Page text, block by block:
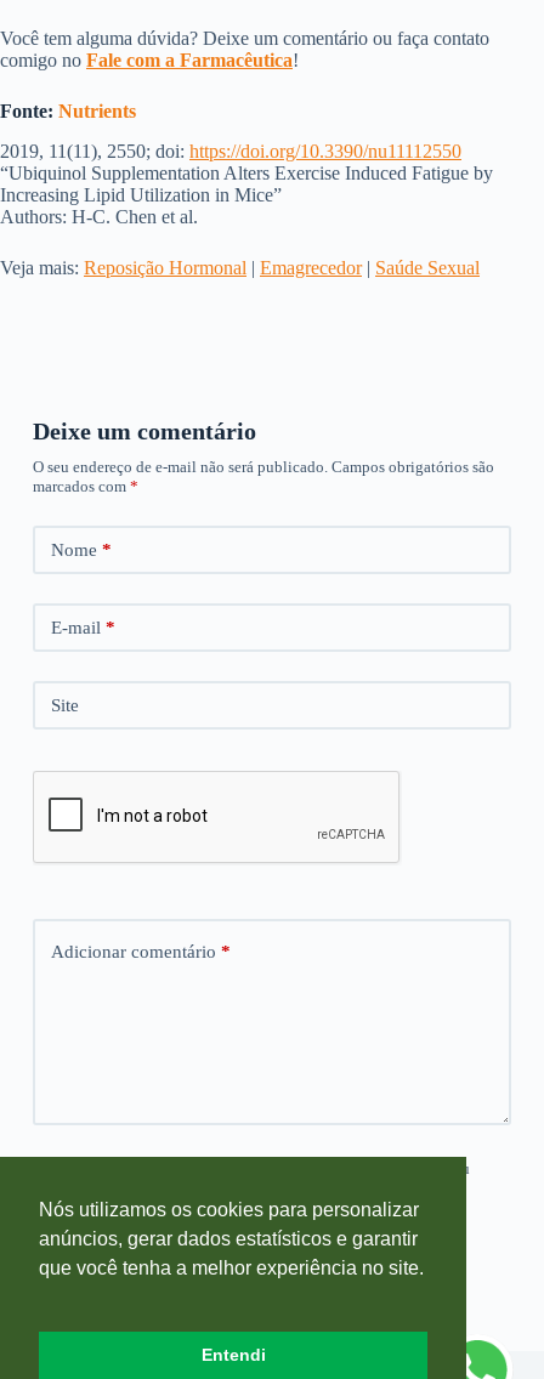
Você tem alguma dúvida? Deixe um comentário ou faça contato
comigo no Fale com a Farmacêutica!
Fonte: Nutrients​
2019, 11(11), 2550; doi: https://doi.org/10.3390/nu11112550​​
“Ubiquinol Supplementation Alters Exercise Induced Fatigue by
Increasing Lipid Utilization in Mice”​
Authors: H-C. Chen et al.
Veja mais: ​ Reposição Hormonal ​ | ​ Emagrecedor​ | ​Saúde Sexual
Deixe um comentário
O seu endereço de e-mail não será publicado. Campos obrigatórios são
marcados com *
Nome *
E-mail *
Site
Adicionar comentário *
Salvar meus dados neste navegador para a próxima vez que eu
Publicar comentário
Nós utilizamos os cookies para personalizar
anúncios, gerar dados estatísticos e garantir
que você tenha a melhor experiência no site.
Entendi